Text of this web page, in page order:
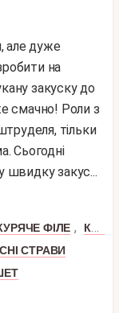
на
закуску до
смачно! Роли з
тільки
Сьогодні
швидку закус...
ФІЛЕ ,
КУРЯЧІ СТЕГЕНЦЯ
СТРАВИ